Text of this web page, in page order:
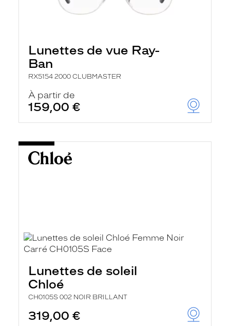
Lunettes de vue Ray-
Ban
RX5154 2000 CLUBMASTER
À partir de
159,00 €
Lunettes de soleil
Chloé
CH0105S 002 NOIR BRILLANT
319,00 €